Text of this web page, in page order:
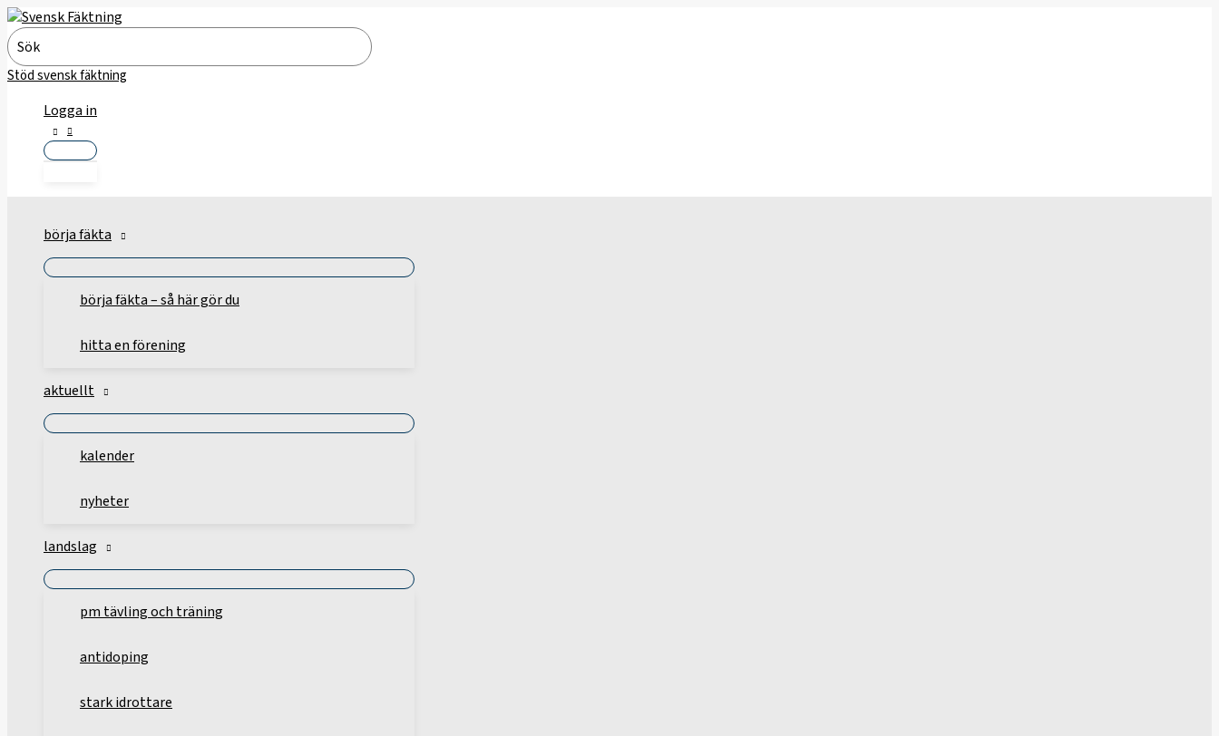
Hoppa
till
innehåll
Search
for:
Stöd svensk fäktning
Logga in
börja fäkta
börja fäkta – så här gör du
hitta en förening
aktuellt
kalender
nyheter
landslag
pm tävling och träning
antidoping
stark idrottare